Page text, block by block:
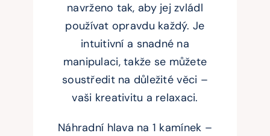
navrženo tak, aby jej zvládl
používat opravdu každý. Je
intuitivní a snadné na
manipulaci, takže se můžete
soustředit na důležité věci –
vaši kreativitu a relaxaci.
Náhradní hlava na 1 kamínek –